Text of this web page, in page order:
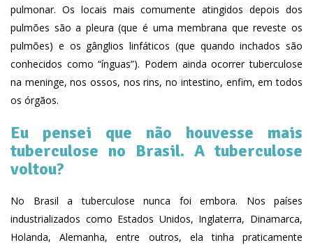
pulmonar. Os locais mais comumente atingidos depois dos
pulmões são a pleura (que é uma membrana que reveste os
pulmões) e os gânglios linfáticos (que quando inchados são
conhecidos como “ínguas”). Podem ainda ocorrer tuberculose
na meninge, nos ossos, nos rins, no intestino, enfim, em todos
os órgãos.
Eu pensei que não houvesse mais
tuberculose no Brasil. A tuberculose
voltou?
No Brasil a tuberculose nunca foi embora. Nos países
industrializados como Estados Unidos, Inglaterra, Dinamarca,
Holanda, Alemanha, entre outros, ela tinha praticamente